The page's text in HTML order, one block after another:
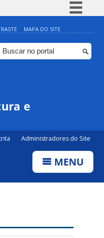
Simplifique!
Comunica BR
Participe
MAPA DO SITE
e
Administradores do Site
MENU